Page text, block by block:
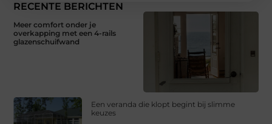
RECENTE BERICHTEN
Meer comfort onder je
overkapping met een 4-rails
glazenschuifwand
Een veranda die klopt begint bij slimme
keuzes